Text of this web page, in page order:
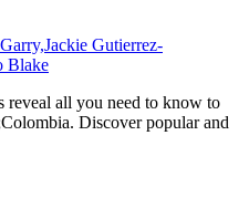
Gutierrez-
Blake
reveal all you need to know to
Discover popular and